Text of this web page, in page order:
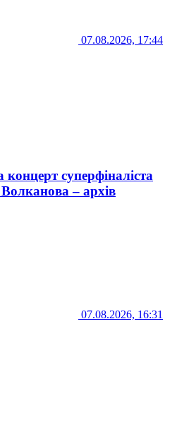
07.08.2026, 17:44
суперфіналіста
– архів
07.08.2026, 16:31